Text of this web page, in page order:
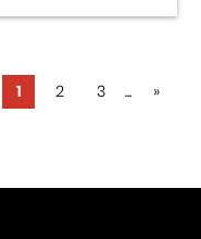
1 2 3 ... »